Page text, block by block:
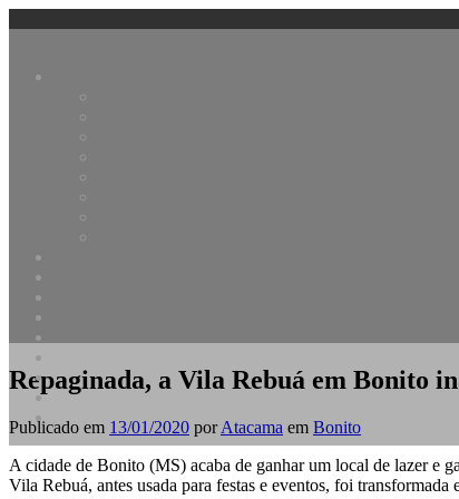
Repaginada, a Vila Rebuá em Bonito
Publicado em 13/01/2020 por Atacama em Bonito
A cidade de Bonito (MS) acaba de ganhar um local de lazer e
Vila Rebuá, antes usada para festas e eventos, foi